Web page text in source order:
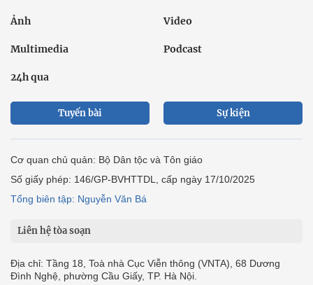
Ảnh Video
Multimedia Podcast
24h qua
Tuyến bài Sự kiện
Cơ quan chủ quản: Bộ Dân tộc và Tôn giáo
Số giấy phép: 146/GP-BVHTTDL, cấp ngày 17/10/2025
Tổng biên tập: Nguyễn Văn Bá
Liên hệ tòa soạn
Địa chỉ: Tầng 18, Toà nhà Cục Viễn thông (VNTA), 68 Dương
Đình Nghệ, phường Cầu Giấy, TP. Hà Nội.